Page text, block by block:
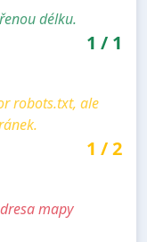
délku.
1 / 1
robots.txt, ale
1 /2
mapy